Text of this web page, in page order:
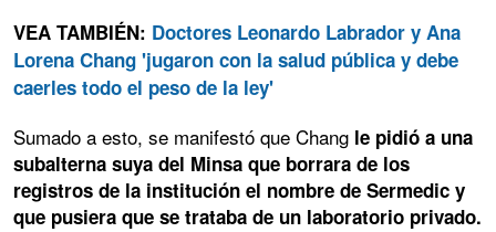
VEA TAMBIÉN: Doctores Leonardo Labrador y Ana
Lorena Chang 'jugaron con la salud pública y debe
caerles todo el peso de la ley'
Sumado a esto, se manifestó que Chang le pidió a una
subalterna suya del Minsa que borrara de los
registros de la institución el nombre de Sermedic y
que pusiera que se trataba de un laboratorio privado.